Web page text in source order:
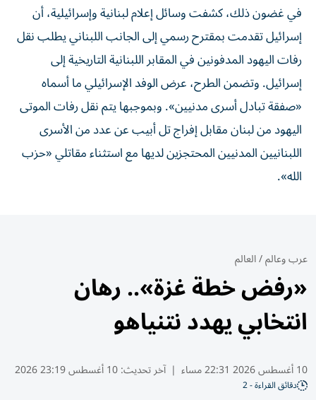
‏في غضون ذلك، كشفت وسائل إعلام لبنانية وإسرائيلية، أن
إسرائيل تقدمت بمقترح رسمي إلى الجانب اللبناني يطلب نقل
رفات اليهود المدفونين في المقابر اللبنانية التاريخية إلى
إسرائيل. وتضمن الطرح، عرض الوفد الإسرائيلي ما أسماه
«صفقة تبادل أسرى مدنيين». وبموجبها يتم نقل رفات الموتى
اليهود من لبنان مقابل إفراج تل أبيب عن عدد من الأسرى
اللبنانيين المدنيين المحتجزين لديها مع استثناء مقاتلي «حزب
الله».
عرب وعالم/العالم
«رفض خطة غزة».. رهان
انتخابي يهدد نتنياهو
10 أغسطس 2026 22:31 مساء | آخر تحديث:10 أغسطس 23:19 2026
دقائق القراءة - 2